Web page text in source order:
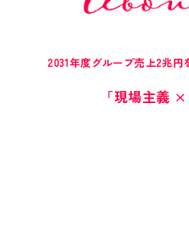
2031年度グループ売上2兆円
「現場主義 ×